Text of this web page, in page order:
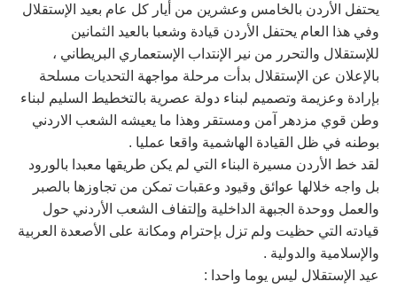
يحتفل الأردن بالخامس وعشرين من أيار كل عام بعيد الإستقلال
وفي هذا العام يحتفل الأردن قيادة وشعبا بالعيد الثمانين
للإستقلال والتحرر من نير الإنتداب الإستعماري البريطاني ،
بالإعلان عن الإستقلال بدأت مرحلة مواجهة التحديات مسلحة
بإرادة وعزيمة وتصميم لبناء دولة عصرية بالتخطيط السليم لبناء
وطن قوي مزدهر آمن ومستقر وهذا ما يعيشه الشعب الاردني
بوطنه في ظل القيادة الهاشمية واقعا عمليا .
لقد خط الأردن مسيرة البناء التي لم يكن طريقها معبدا بالورود
بل واجه خلالها عوائق وقيود وعقبات تمكن من تجاوزها بالصبر
والعمل ووحدة الجبهة الداخلية وإلتفاف الشعب الأردني حول
قيادته التي حظيت ولم تزل بإحترام ومكانة على الأصعدة العربية
والإسلامية والدولية .
عيد الإستقلال ليس يوما واحدا :